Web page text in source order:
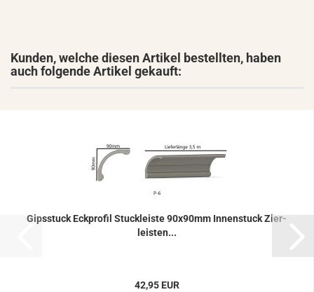
Kunden, welche diesen Artikel bestellten, haben
auch folgende Artikel gekauft:
Gips­stuck Eck­pro­fil Stuck­leis­te 90x90mm In­nen­stuck Zier­
leis­ten...
42,95 EUR